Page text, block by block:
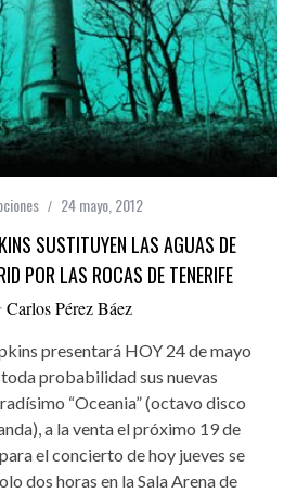
24 mayo, 2012
SUSTITUYEN LAS AGUAS DE
POR LAS ROCAS DE TENERIFE
Carlos Pérez Báez
presentará HOY 24 de mayo
probabilidad sus nuevas
“Oceania” (octavo disco
a la venta el próximo 19 de
el concierto de hoy jueves se
dos horas en la Sala Arena de